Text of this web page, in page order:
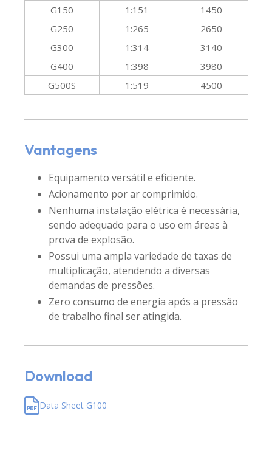
G150
1:151
1450
G250
1:265
2650
G300
1:314
3140
G400
1:398
3980
G500S
1:519 4500
Vantagens
Equipamento versátil e eficiente.
Acionamento por ar comprimido.
Nenhuma instalação elétrica é necessária,
sendo adequado para o uso em áreas à
prova de explosão.
Possui uma ampla variedade de taxas de
multiplicação, atendendo a diversas
demandas de pressões.
Zero consumo de energia após a pressão
de trabalho final ser atingida.
Download
Data Sheet G100